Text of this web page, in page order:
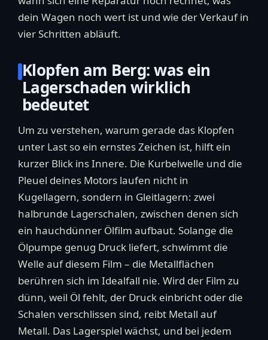
dein Wagen noch wert ist und wie der Verkauf in
vier Schritten abläuft.
Klopfen am Berg: was ein
Lagerschaden wirklich
bedeutet
Um zu verstehen, warum gerade das Klopfen
unter Last so ein ernstes Zeichen ist, hilft ein
kurzer Blick ins Innere. Die Kurbelwelle und die
Pleuel deines Motors laufen nicht in
Kugellagern, sondern in Gleitlagern: zwei
halbrunde Lagerschalen, zwischen denen sich
ein hauchdünner Ölfilm aufbaut. Solange die
Ölpumpe genug Druck liefert, schwimmt die
Welle auf diesem Film – die Metallflächen
berühren sich im Idealfall nie. Wird der Film zu
dünn, weil Öl fehlt, der Druck einbricht oder die
Schalen verschlissen sind, reibt Metall auf
Metall. Das Lagerspiel wächst, und bei jedem